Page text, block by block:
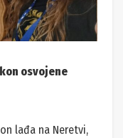
osvojene
lađa na Neretvi,